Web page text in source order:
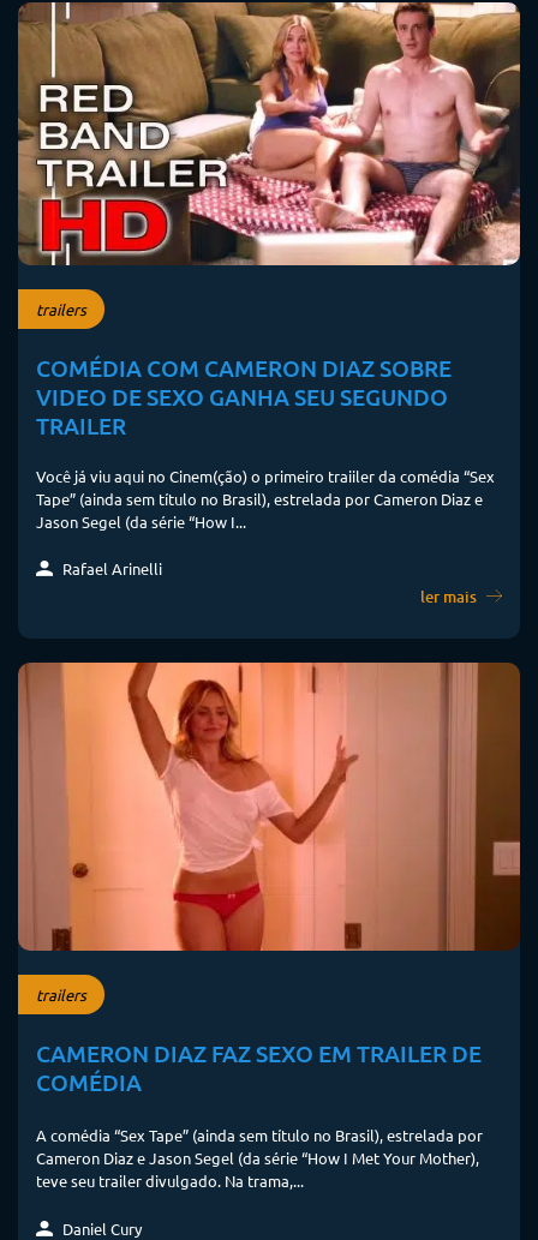
trailers
COMÉDIA COM CAMERON DIAZ SOBRE
VIDEO DE SEXO GANHA SEU SEGUNDO
TRAILER
Você já viu aqui no Cinem(ção) o primeiro traiiler da comédia “Sex
Tape” (ainda sem título no Brasil), estrelada por Cameron Diaz e
Jason Segel (da série “How I...
Rafael Arinelli
ler mais
trailers
CAMERON DIAZ FAZ SEXO EM TRAILER DE
COMÉDIA
A comédia “Sex Tape” (ainda sem título no Brasil), estrelada por
Cameron Diaz e Jason Segel (da série “How I Met Your Mother),
teve seu trailer divulgado. Na trama,...
Daniel Cury